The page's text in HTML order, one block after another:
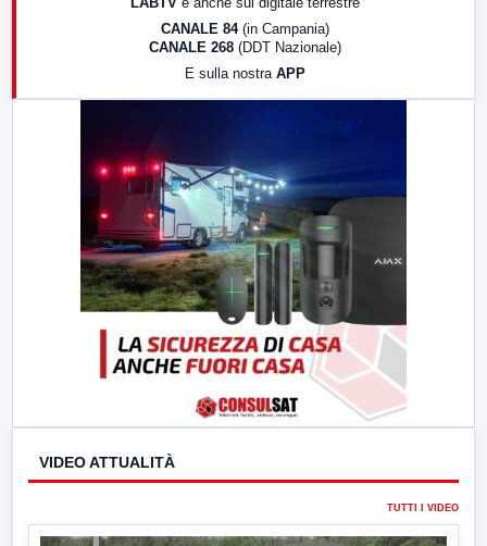
CANALE 84 (in Campania)
CANALE 268 (DDT Nazionale)
E sulla nostra APP
VIDEO ATTUALITÀ
TUTTI I VIDEO